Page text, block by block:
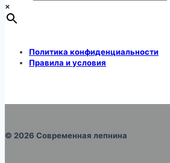
×
Политика конфиденциальности
Правила и условия
© 2026 Современная лепнина